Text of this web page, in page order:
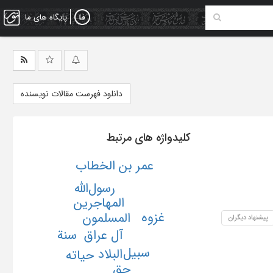
پایگاه های ما
دانلود فهرست مقالات نویسنده
پیشنهاد دیگران
کلیدواژه های مرتبط
آل عراق
البلاد
المسلمون
المهاجرین
حیاته
رسول‌الله
سبیل
سنة
عمر بن الخطاب
غزوه